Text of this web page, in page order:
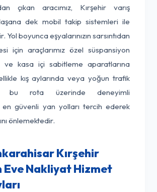
çıkan aracımız, Kırşehir varış
dek mobil takip sistemleri ile
Yol boyunca eşyalarınızın sarsıntıdan
için araçlarımız özel süspansiyon
ve kasa içi sabitleme aparatlarına
kış aylarında veya yoğun trafik
bu rota üzerinde deneyimli
güvenli yan yolları tercih ederek
önlemektedir.
Kırşehir
Eve Nakliyat Hizmet